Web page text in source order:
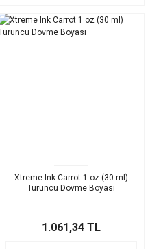
Xtreme Ink Carrot 1 oz (30 ml)
Turuncu Dövme Boyası
1.061,34 TL